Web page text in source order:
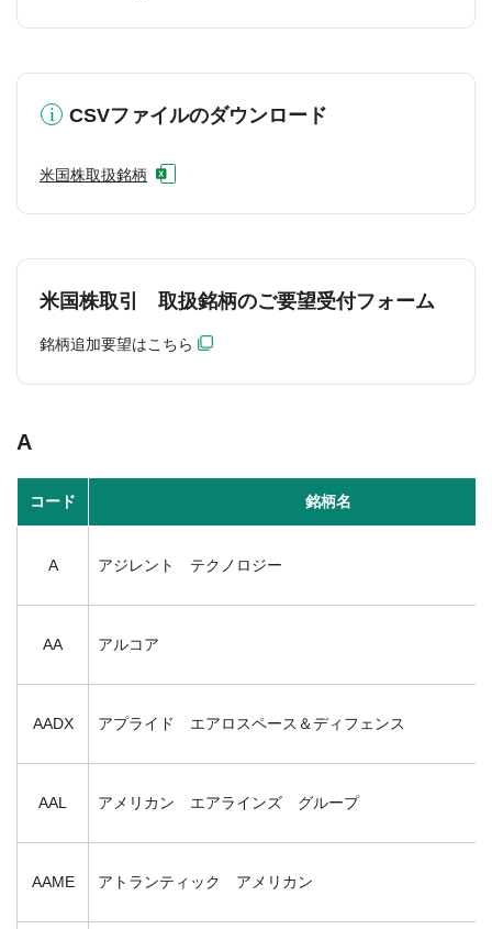
CSVファイルのダウンロード
米国株取扱銘柄
米国株取引 取扱銘柄のご要望受付フォーム
銘柄追加要望はこちら
A
コード 銘柄名
A アジレント テクノロジー
AA アルコア
AADX アプライド エアロスペース＆ディフェンス
AAL アメリカン エアラインズ グループ
AAME アトランティック アメリカン